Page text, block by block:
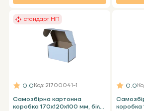
стандарт НП
Самозбірна картонна
коробка 170x120x100 мм, біла
0.0Код: 21700041-1
коробка
0.0